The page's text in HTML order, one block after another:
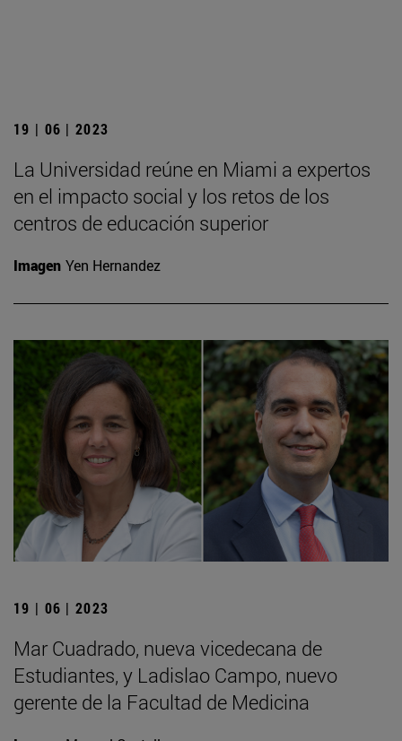
19 | 06 | 2023
La Universidad reúne en Miami a expertos
en el impacto social y los retos de los
centros de educación superior
Imagen Yen Hernandez
19 | 06 | 2023
Mar Cuadrado, nueva vicedecana de
Estudiantes, y Ladislao Campo, nuevo
gerente de la Facultad de Medicina